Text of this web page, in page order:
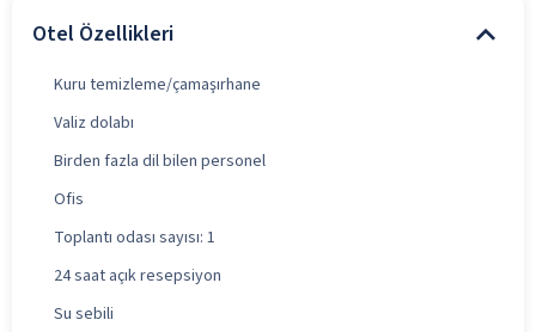
Otel Özellikleri
Kuru temizleme/çamaşırhane
Valiz dolabı
Birden fazla dil bilen personel
Ofis
Toplantı odası sayısı: 1
24 saat açık resepsiyon
Su sebili